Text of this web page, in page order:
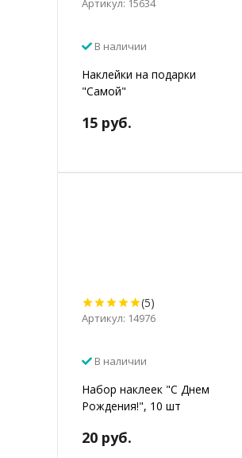
В наличии
Наклейки на подарки
"Самой"
15 руб.
(5)
Артикул: 14976
В наличии
Набор наклеек "С Днем
Рождения!", 10 шт
20 руб.